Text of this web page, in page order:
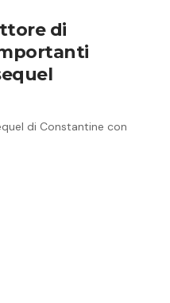
di
di Constantine con